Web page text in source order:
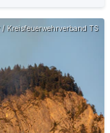
/ Kreisfeuerwehrverband TS